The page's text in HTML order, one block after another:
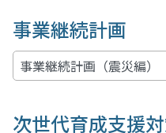
事業継続計画
事業継続計画（震災編）
次世代育成支援